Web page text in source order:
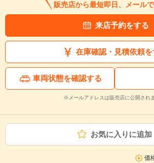
販売店から最短即日、メールで
来店予約をする
在庫確認・見積依頼を
車両状態を確認する
※メールアドレスは販売店に公開され
お気に入りに追加
価